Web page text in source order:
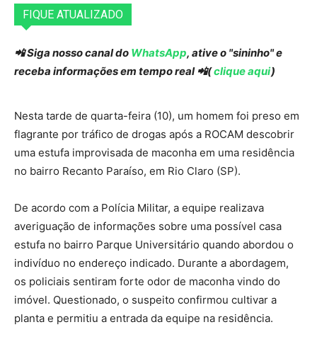
FIQUE ATUALIZADO
📲 Siga nosso canal do WhatsApp, ative o "sininho" e
receba informações em tempo real 📲(clique aqui)
Nesta tarde de quarta-feira (10), um homem foi preso em
flagrante por tráfico de drogas após a ROCAM descobrir
uma estufa improvisada de maconha em uma residência
no bairro Recanto Paraíso, em Rio Claro (SP).
De acordo com a Polícia Militar, a equipe realizava
averiguação de informações sobre uma possível casa
estufa no bairro Parque Universitário quando abordou o
indivíduo no endereço indicado. Durante a abordagem,
os policiais sentiram forte odor de maconha vindo do
imóvel. Questionado, o suspeito confirmou cultivar a
planta e permitiu a entrada da equipe na residência.